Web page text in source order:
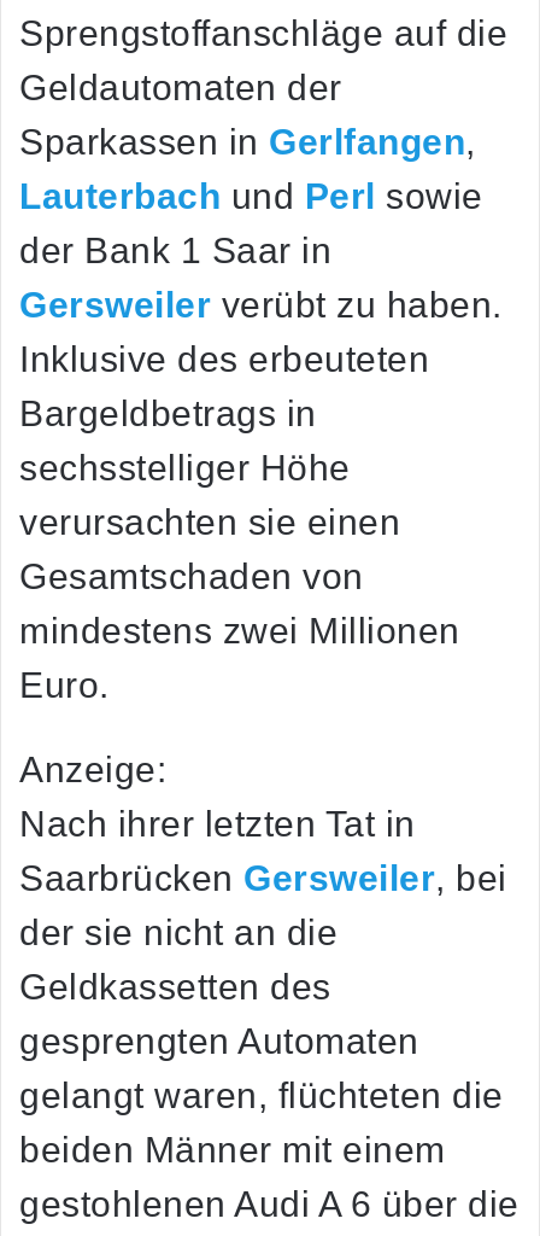
Sprengstoffanschläge auf die
Geldautomaten der
Sparkassen in Gerlfangen,
Lauterbach und Perl sowie
der Bank 1 Saar in
Gersweiler verübt zu haben.
Inklusive des erbeuteten
Bargeldbetrags in
sechsstelliger Höhe
verursachten sie einen
Gesamtschaden von
mindestens zwei Millionen
Euro.
Anzeige:
Nach ihrer letzten Tat in
Saarbrücken Gersweiler, bei
der sie nicht an die
Geldkassetten des
gesprengten Automaten
gelangt waren, flüchteten die
beiden Männer mit einem
gestohlenen Audi A 6 über die